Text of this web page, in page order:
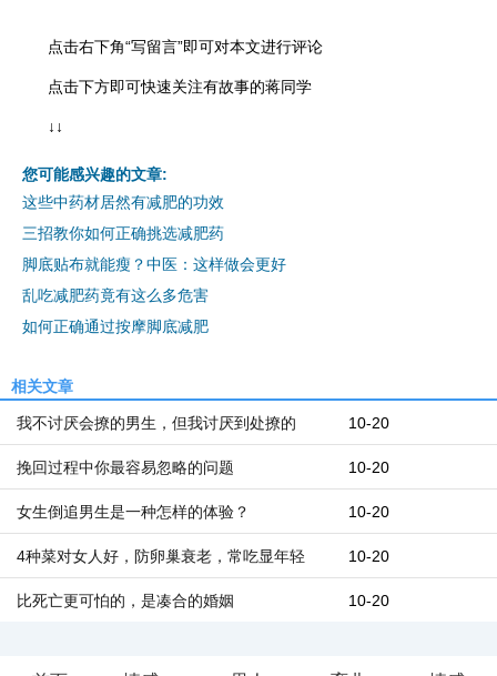
点击右下角“写留言”即可对本文进行评论
点击下方即可快速关注有故事的蒋同学
↓↓
您可能感兴趣的文章:
这些中药材居然有减肥的功效
三招教你如何正确挑选减肥药
脚底贴布就能瘦？中医：这样做会更好
乱吃减肥药竟有这么多危害
如何正确通过按摩脚底减肥
相关文章
10-20
我不讨厌会撩的男生，但我讨厌到处撩的
10-20
挽回过程中你最容易忽略的问题
10-20
女生倒追男生是一种怎样的体验？
10-20
4种菜对女人好，防卵巢衰老，常吃显年轻
10-20
比死亡更可怕的，是凑合的婚姻